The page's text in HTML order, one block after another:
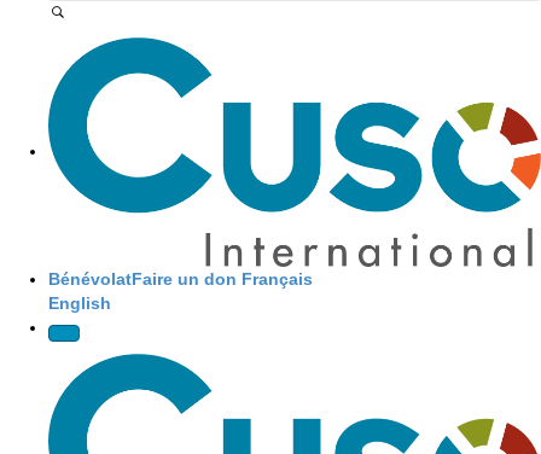
Site Navigation
BénévolatFaire un don Français
English